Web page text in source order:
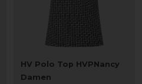
HV Polo Top HVPNancy
Damen